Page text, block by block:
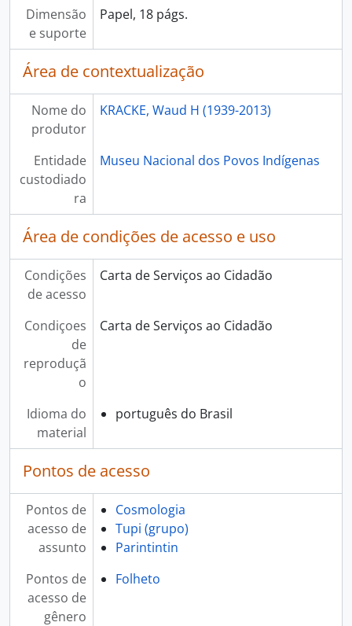
Dimensão
e suporte
Papel, 18 págs.
Área de contextualização
Nome do
produtor
KRACKE, Waud H (1939-2013)
Entidade
custodiado
ra
Museu Nacional dos Povos Indígenas
Área de condições de acesso e uso
Condições
de acesso
Carta de Serviços ao Cidadão
Condiçoes
de
reproduçã
o
Carta de Serviços ao Cidadão
Idioma do
material
português do Brasil
Pontos de acesso
Pontos de
acesso de
assunto
Cosmologia
Tupi (grupo)
Parintintin
Pontos de
acesso de
gênero
Folheto